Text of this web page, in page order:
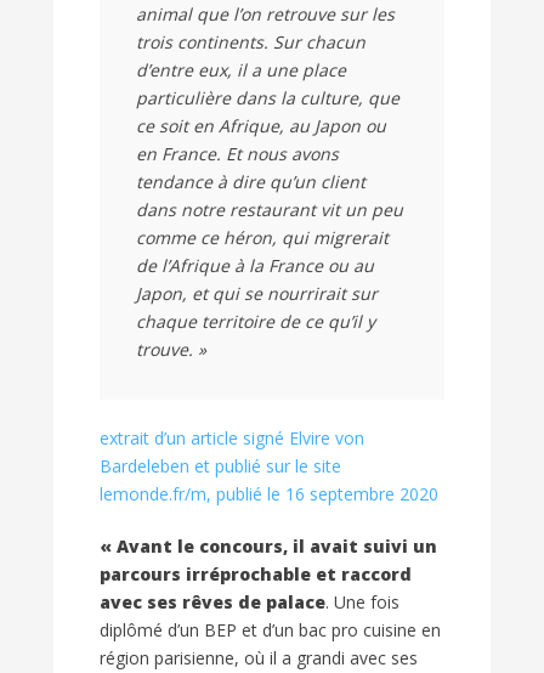
animal que l’on retrouve sur les
trois continents. Sur chacun
d’entre eux, il a une place
particulière dans la culture, que
ce soit en Afrique, au Japon ou
en France. Et nous avons
tendance à dire qu’un client
dans notre restaurant vit un peu
comme ce héron, qui migrerait
de l’Afrique à la France ou au
Japon, et qui se nourrirait sur
chaque territoire de ce qu’il y
trouve. »
extrait d’un article signé Elvire von
Bardeleben et publié sur le site
lemonde.fr/m, publié le 16 septembre 2020
« Avant le concours, il avait suivi un
parcours irréprochable et raccord
avec ses rêves de palace. Une fois
diplômé d’un BEP et d’un bac pro cuisine en
région parisienne, où il a grandi avec ses